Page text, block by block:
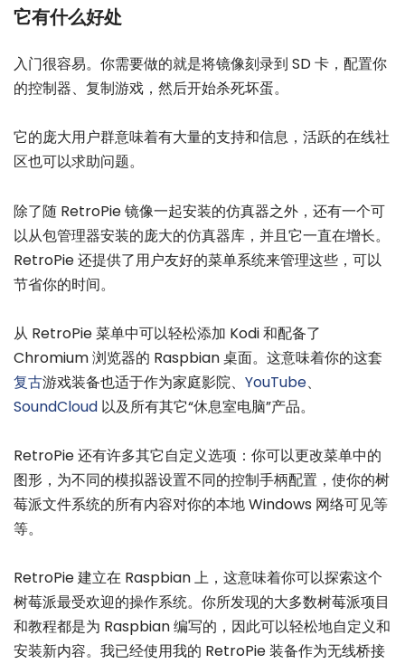
它有什么好处
入门很容易。你需要做的就是将镜像刻录到 SD 卡，配置你
的控制器、复制游戏，然后开始杀死坏蛋。
它的庞大用户群意味着有大量的支持和信息，活跃的在线社
区也可以求助问题。
除了随 RetroPie 镜像一起安装的仿真器之外，还有一个可
以从包管理器安装的庞大的仿真器库，并且它一直在增长。
RetroPie 还提供了用户友好的菜单系统来管理这些，可以
节省你的时间。
从 RetroPie 菜单中可以轻松添加 Kodi 和配备了
Chromium 浏览器的 Raspbian 桌面。这意味着你的这套
复古游戏装备也适于作为家庭影院、 YouTube、
SoundCloud 以及所有其它“休息室电脑”产品。
RetroPie 还有许多其它自定义选项：你可以更改菜单中的
图形，为不同的模拟器设置不同的控制手柄配置，使你的树
莓派文件系统的所有内容对你的本地 Windows 网络可见等
等。
RetroPie 建立在 Raspbian 上，这意味着你可以探索这个
树莓派最受欢迎的操作系统。你所发现的大多数树莓派项目
和教程都是为 Raspbian 编写的，因此可以轻松地自定义和
安装新内容。我已经使用我的 RetroPie 装备作为无线桥接